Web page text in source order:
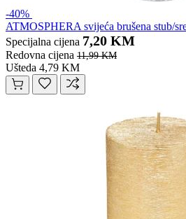
-40%
ATMOSPHERA svijeća brušena stub/
Specijalna cijena 7,20 KM
Redovna cijena 11,99 KM
Ušteda 4,79 KM